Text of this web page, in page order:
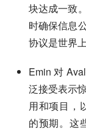
块达成一致
时确保信息
协议是世界
Emin 对
泛接受表示
用和项目，
的预期。这